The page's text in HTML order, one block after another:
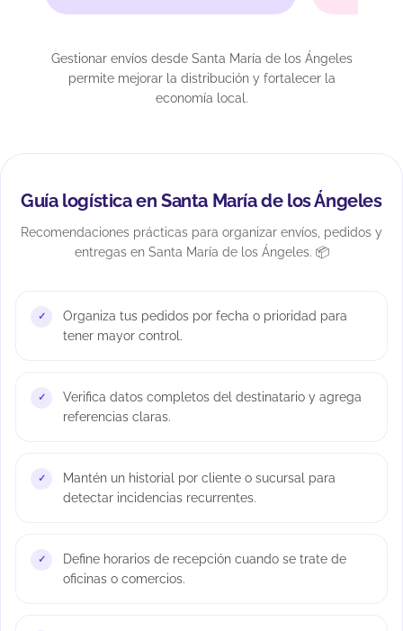
Gestionar envíos desde Santa María de los Ángeles
permite mejorar la distribución y fortalecer la
economía local.
Guía logística en Santa María de los Ángeles
Recomendaciones prácticas para organizar envíos, pedidos y
entregas en Santa María de los Ángeles. 📦
Organiza tus pedidos por fecha o prioridad para
tener mayor control.
Verifica datos completos del destinatario y agrega
referencias claras.
Mantén un historial por cliente o sucursal para
detectar incidencias recurrentes.
Define horarios de recepción cuando se trate de
oficinas o comercios.